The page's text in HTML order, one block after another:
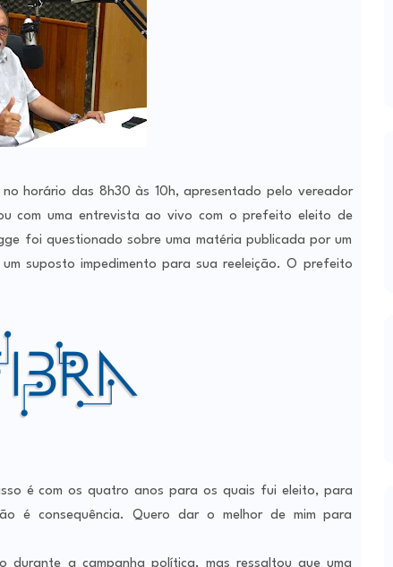
horário das 8h30 às 10h, apresentado pelo vereador
com uma entrevista ao vivo com o prefeito eleito de
foi questionado sobre uma matéria publicada por um
suposto impedimento para sua reeleição. O prefeito
é com os quatro anos para os quais fui eleito, para
é consequência. Quero dar o melhor de mim para
a campanha política, mas ressaltou que uma